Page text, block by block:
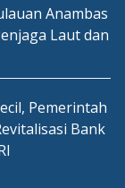
Anambas
Laut dan
Pemerintah
Bank